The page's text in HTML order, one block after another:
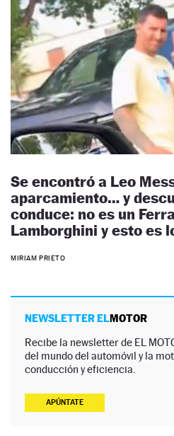
Se encontró a Leo
aparcamiento… y
conduce: no es un
Lamborghini y esto es
MIRIAM PRIETO
NEWSLETTER ELMOTOR
Recibe la newsletter de EL
del mundo del automóvil y la
conducción y eficiencia.
APÚNTATE